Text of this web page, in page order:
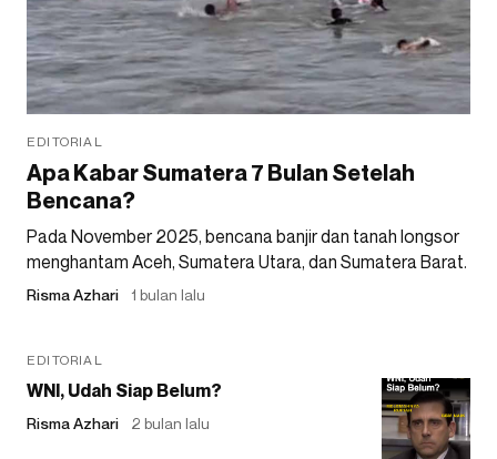
EDITORIAL
Apa Kabar Sumatera 7 Bulan Setelah
Bencana?
Pada November 2025, bencana banjir dan tanah longsor
menghantam Aceh, Sumatera Utara, dan Sumatera Barat.
Risma Azhari 1 bulan lalu
EDITORIAL
WNI, Udah Siap Belum?
Risma Azhari 2 bulan lalu